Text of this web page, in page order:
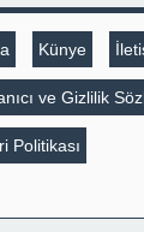
Künye
ve Gizlilik
Politikası